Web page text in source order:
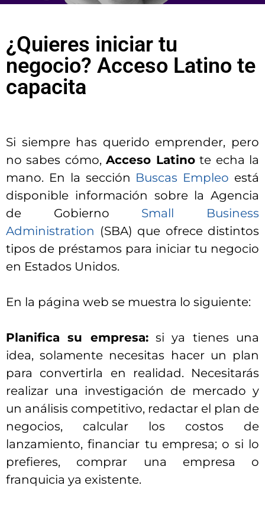
¿Quieres iniciar tu
negocio? Acceso Latino te
capacita
Si siempre has querido emprender, pero
no sabes cómo,Acceso Latinote echa la
mano. En la sección Buscas Empleo está
disponible información sobre la Agencia
de Gobierno Small Business
Administration (SBA) que ofrece distintos
tipos de préstamos para iniciar tu negocio
en Estados Unidos.
En la página web se muestra lo siguiente:
Planifica su empresa:si ya tienes una
idea, solamente necesitas hacer un plan
para convertirla en realidad. Necesitarás
realizar una investigación de mercado y
un análisis competitivo, redactar el plan de
negocios, calcular los costos de
lanzamiento, financiar tu empresa; o si lo
prefieres, comprar una empresa o
franquicia ya existente.